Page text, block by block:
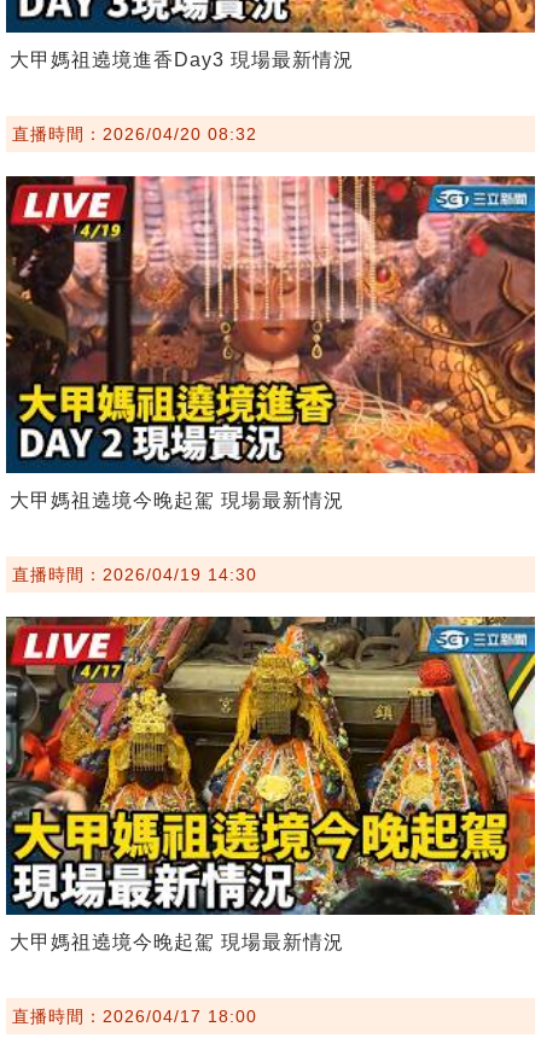
大甲媽祖遶境進香Day3 現場最新情況
直播時間：2026/04/20 08:32
大甲媽祖遶境今晚起駕 現場最新情況
直播時間：2026/04/19 14:30
大甲媽祖遶境今晚起駕 現場最新情況
直播時間：2026/04/17 18:00